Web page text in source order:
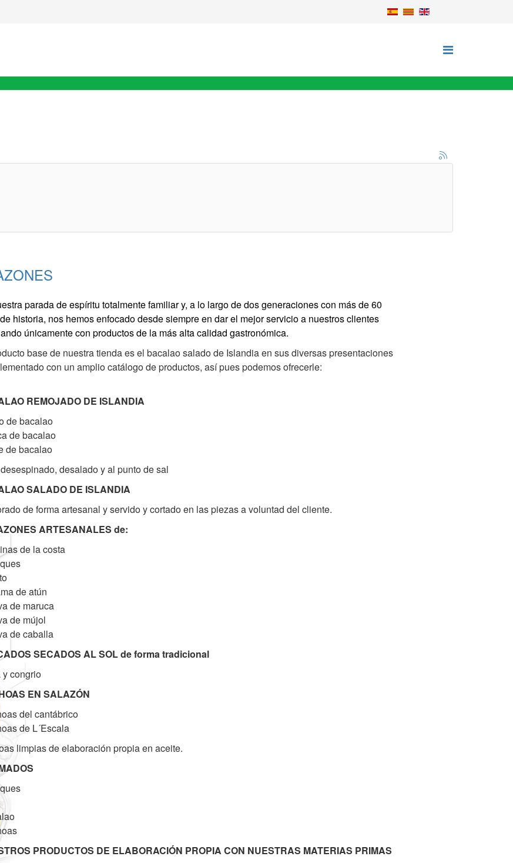
parada de espíritu totalmente familiar y, a lo largo de dos generaciones con más de 60
historia, nos hemos enfocado desde siempre en dar el mejor servicio a nuestros clientes
únicamente con productos de la más alta calidad gastronómica.
base de nuestra tienda es el bacalao salado de Islandia en sus diversas presentaciones
con un amplio catálogo de productos, así pues podemos ofrecerle:
REMOJADO DE ISLANDIA
de bacalao
de bacalao
de bacalao
desalado y al punto de sal
SALADO DE ISLANDIA
de forma artesanal y servido y cortado en las piezas a voluntad del cliente.
ARTESANALES de:
de la costa
de atún
de maruca
de mújol
de caballa
SECADOS AL SOL de forma tradicional
y congrio
EN SALAZÓN
del cantábrico
de L´Escala
limpias de elaboración propia en aceite.
PRODUCTOS DE ELABORACIÓN PROPIA CON NUESTRAS MATERIAS PRIMAS